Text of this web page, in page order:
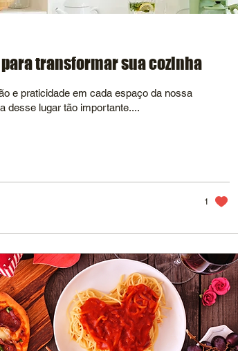
transformar sua cozinha
e praticidade em cada espaço da nossa
desse lugar tão importante....
1